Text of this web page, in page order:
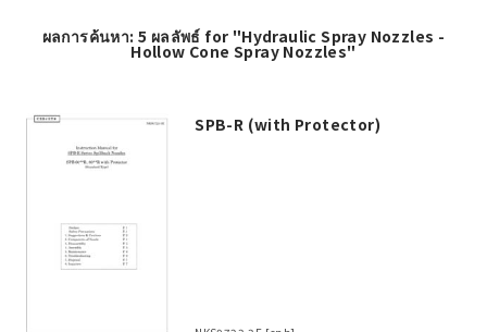
ผลการค้นหา: 5 ผลลัพธ์ for "Hydraulic Spray Nozzles -
Hollow Cone Spray Nozzles"
SPB-R (with Protector)